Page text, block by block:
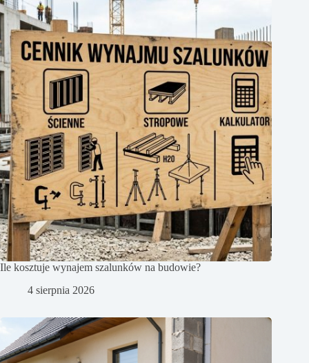
Ile kosztuje wynajem szalunków na budowie?
4 sierpnia 2026